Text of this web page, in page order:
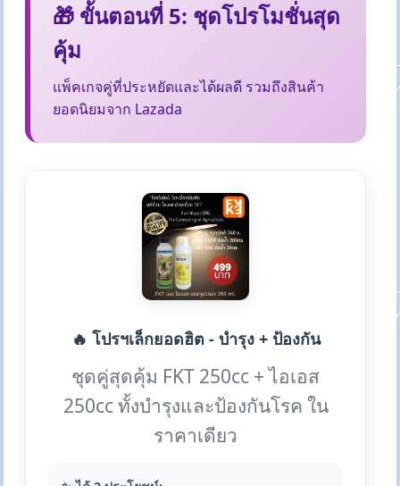
🎁 ขั้นตอนที่ 5: ชุดโปรโมชั่นสุด
คุ้ม
แพ็คเกจคู่ที่ประหยัดและได้ผลดี รวมถึงสินค้า
ยอดนิยมจาก Lazada
🔥 โปรฯเล็กยอดฮิต - บำรุง + ป้องกัน
ชุดคู่สุดคุ้ม FKT 250cc + ไอเอส
250cc ทั้งบำรุงและป้องกันโรค ใน
ราคาเดียว